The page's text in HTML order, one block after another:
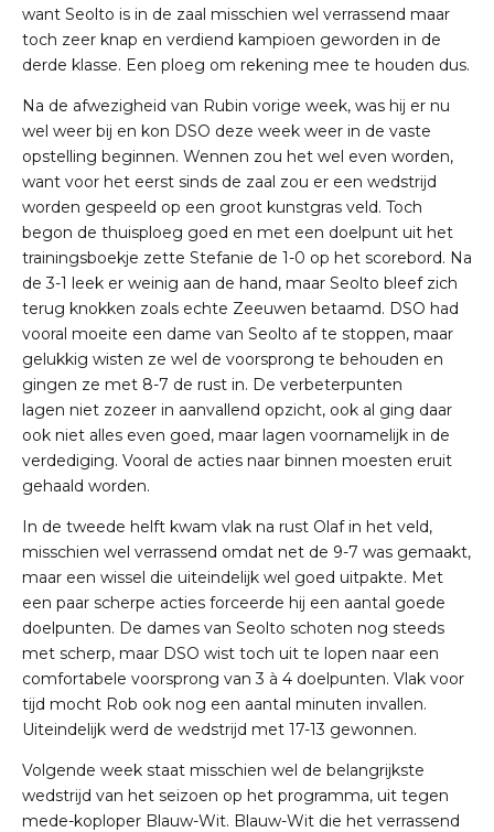
want Seolto is in de zaal misschien wel verrassend maar
toch zeer knap en verdiend kampioen geworden in de
derde klasse. Een ploeg om rekening mee te houden dus.
Na de afwezigheid van Rubin vorige week, was hij er nu
wel weer bij en kon DSO deze week weer in de vaste
opstelling beginnen. Wennen zou het wel even worden,
want voor het eerst sinds de zaal zou er een wedstrijd
worden gespeeld op een groot kunstgras veld. Toch
begon de thuisploeg goed en met een doelpunt uit het
trainingsboekje zette Stefanie de 1-0 op het scorebord. Na
de 3-1 leek er weinig aan de hand, maar Seolto bleef zich
terug knokken zoals echte Zeeuwen betaamd. DSO had
vooral moeite een dame van Seolto af te stoppen, maar
gelukkig wisten ze wel de voorsprong te behouden en
gingen ze met 8-7 de rust in. De verbeterpunten
lagen niet zozeer in aanvallend opzicht, ook al ging daar
ook niet alles even goed, maar lagen voornamelijk in de
verdediging. Vooral de acties naar binnen moesten eruit
gehaald worden.
In de tweede helft kwam vlak na rust Olaf in het veld,
misschien wel verrassend omdat net de 9-7 was gemaakt,
maar een wissel die uiteindelijk wel goed uitpakte. Met
een paar scherpe acties forceerde hij een aantal goede
doelpunten. De dames van Seolto schoten nog steeds
met scherp, maar DSO wist toch uit te lopen naar een
comfortabele voorsprong van 3 à 4 doelpunten. Vlak voor
tijd mocht Rob ook nog een aantal minuten invallen.
Uiteindelijk werd de wedstrijd met 17-13 gewonnen.
Volgende week staat misschien wel de belangrijkste
wedstrijd van het seizoen op het programma, uit tegen
mede-koploper Blauw-Wit. Blauw-Wit die het verrassend